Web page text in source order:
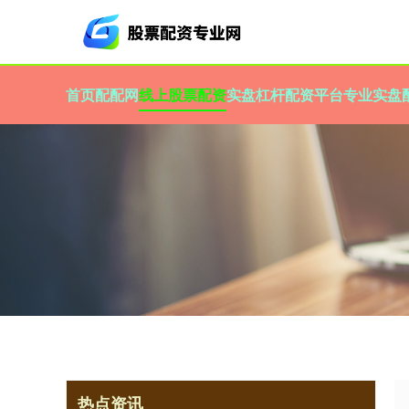
首页配配网线上股票配资实盘杠杆配资平台专业实盘
热点资讯